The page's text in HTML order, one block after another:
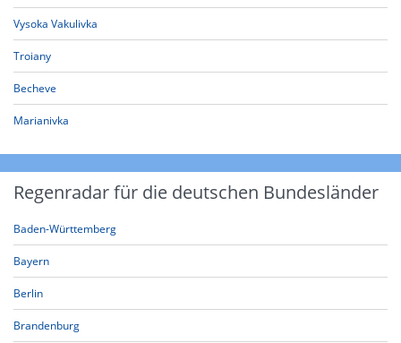
Vysoka Vakulivka
Troiany
Becheve
Marianivka
Regenradar für die deutschen Bundesländer
Baden-Württemberg
Bayern
Berlin
Brandenburg